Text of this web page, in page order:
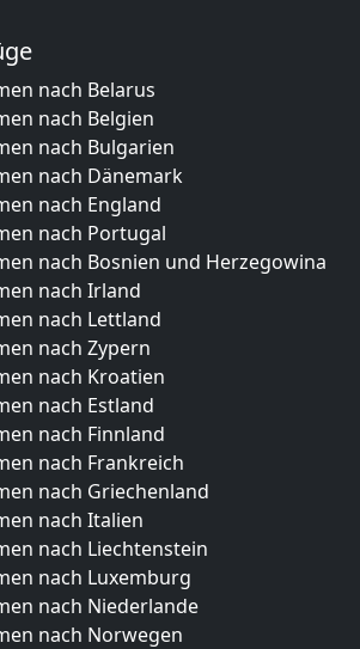
nach Belarus
nach Belgien
nach Bulgarien
nach Dänemark
nach England
nach Portugal
nach Bosnien und Herzegowina
nach Irland
nach Lettland
nach Zypern
nach Kroatien
nach Estland
nach Finnland
nach Frankreich
nach Griechenland
nach Italien
nach Liechtenstein
nach Luxemburg
nach Niederlande
nach Norwegen